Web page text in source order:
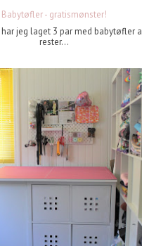
Babytøfler - gratismønster!
jeg laget 3 par med babytøfler
rester...